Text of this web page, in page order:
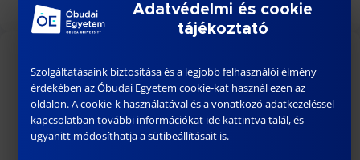
MORE LINKS
Virtual Research Laboratory
Strategic Engineering PhD program
Adatvédelmi és cookie
tájékoztató
Szolgáltatásaink biztosítása és a legjobb felhasználói élmény
érdekében az Óbudai Egyetem cookie-kat használ ezen az
oldalon. A cookie-k használatával és a vonatkozó adatkezeléssel
kapcsolatban további információkat ide kattintva talál, és
ugyanitt módosíthatja a sütibeállításait is.